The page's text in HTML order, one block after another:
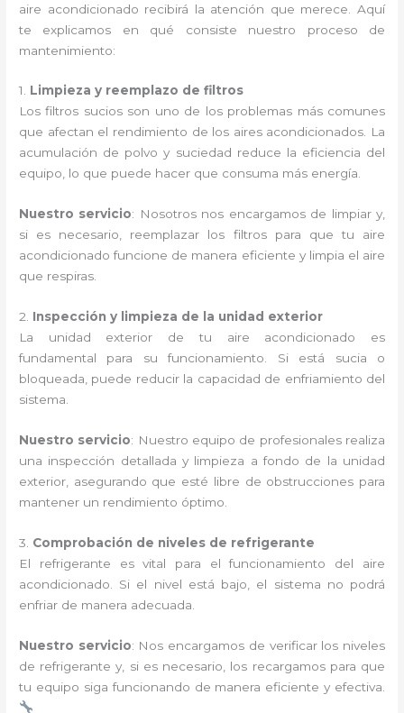
aire acondicionado recibirá la atención que merece. Aquí
te explicamos en qué consiste nuestro proceso de
mantenimiento:
1. Limpieza y reemplazo de filtros
Los filtros sucios son uno de los problemas más comunes
que afectan el rendimiento de los aires acondicionados. La
acumulación de polvo y suciedad reduce la eficiencia del
equipo, lo que puede hacer que consuma más energía.
Nuestro servicio: Nosotros nos encargamos de limpiar y,
si es necesario, reemplazar los filtros para que tu aire
acondicionado funcione de manera eficiente y limpia el aire
que respiras.
2. Inspección y limpieza de la unidad exterior
La unidad exterior de tu aire acondicionado es
fundamental para su funcionamiento. Si está sucia o
bloqueada, puede reducir la capacidad de enfriamiento del
sistema.
Nuestro servicio: Nuestro equipo de profesionales realiza
una inspección detallada y limpieza a fondo de la unidad
exterior, asegurando que esté libre de obstrucciones para
mantener un rendimiento óptimo.
3. Comprobación de niveles de refrigerante
El refrigerante es vital para el funcionamiento del aire
acondicionado. Si el nivel está bajo, el sistema no podrá
enfriar de manera adecuada.
Nuestro servicio: Nos encargamos de verificar los niveles
de refrigerante y, si es necesario, los recargamos para que
tu equipo siga funcionando de manera eficiente y efectiva.